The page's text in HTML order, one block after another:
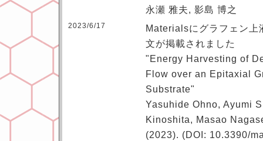
永瀬 雅夫, 影島 博之
2023/6/17
Materialsにグラフェン上
文が掲載されました
"Energy Harvesting of
Flow over an Epitaxial
Substrate"
Yasuhide Ohno, Ayumi
Kinoshita, Masao
(2023). (DOI: 10.3390/